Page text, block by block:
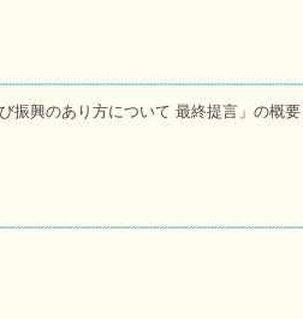
振興のあり方について 最終提言」の概要